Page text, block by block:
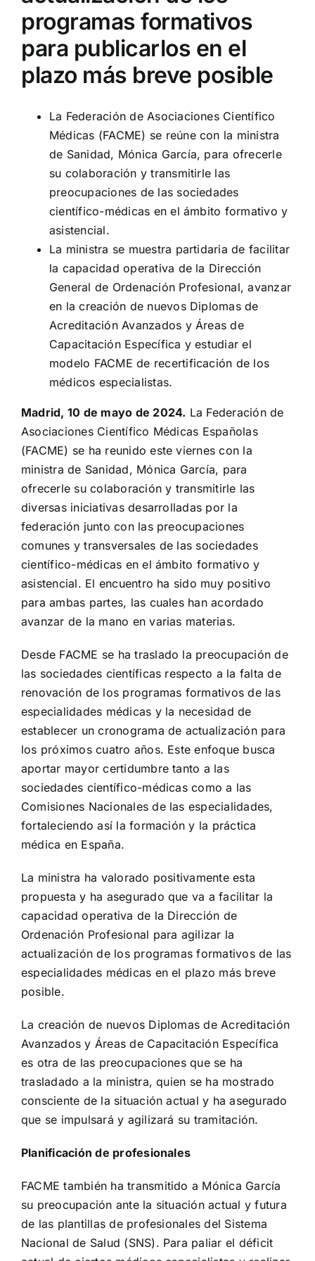
programas formativos
para publicarlos en el
plazo más breve posible
La Federación de Asociaciones Científico
Médicas (FACME) se reúne con la ministra
de Sanidad, Mónica García, para ofrecerle
su colaboración y transmitirle las
preocupaciones de las sociedades
científico-médicas en el ámbito formativo y
asistencial.
La ministra se muestra partidaria de facilitar
la capacidad operativa de la Dirección
General de Ordenación Profesional, avanzar
en la creación de nuevos Diplomas de
Acreditación Avanzados y Áreas de
Capacitación Específica y estudiar el
modelo FACME de recertificación de los
médicos especialistas.
Madrid, 10 de mayo de 2024. La Federación de
Asociaciones Científico Médicas Españolas
(FACME) se ha reunido este viernes con la
ministra de Sanidad, Mónica García, para
ofrecerle su colaboración y transmitirle las
diversas iniciativas desarrolladas por la
federación junto con las preocupaciones
comunes y transversales de las sociedades
científico-médicas en el ámbito formativo y
asistencial. El encuentro ha sido muy positivo
para ambas partes, las cuales han acordado
avanzar de la mano en varias materias.
Desde FACME se ha traslado la preocupación de
las sociedades científicas respecto a la falta de
renovación de los programas formativos de las
especialidades médicas y la necesidad de
establecer un cronograma de actualización para
los próximos cuatro años. Este enfoque busca
aportar mayor certidumbre tanto a las
sociedades científico-médicas como a las
Comisiones Nacionales de las especialidades,
fortaleciendo así la formación y la práctica
médica en España.
La ministra ha valorado positivamente esta
propuesta y ha asegurado que va a facilitar la
capacidad operativa de la Dirección de
Ordenación Profesional para agilizar la
actualización de los programas formativos de las
especialidades médicas en el plazo más breve
posible.
La creación de nuevos Diplomas de Acreditación
Avanzados y Áreas de Capacitación Específica
es otra de las preocupaciones que se ha
trasladado a la ministra, quien se ha mostrado
consciente de la situación actual y ha asegurado
que se impulsará y agilizará su tramitación.
Planificación de profesionales
FACME también ha transmitido a Mónica García
su preocupación ante la situación actual y futura
de las plantillas de profesionales del Sistema
Nacional de Salud (SNS). Para paliar el déficit